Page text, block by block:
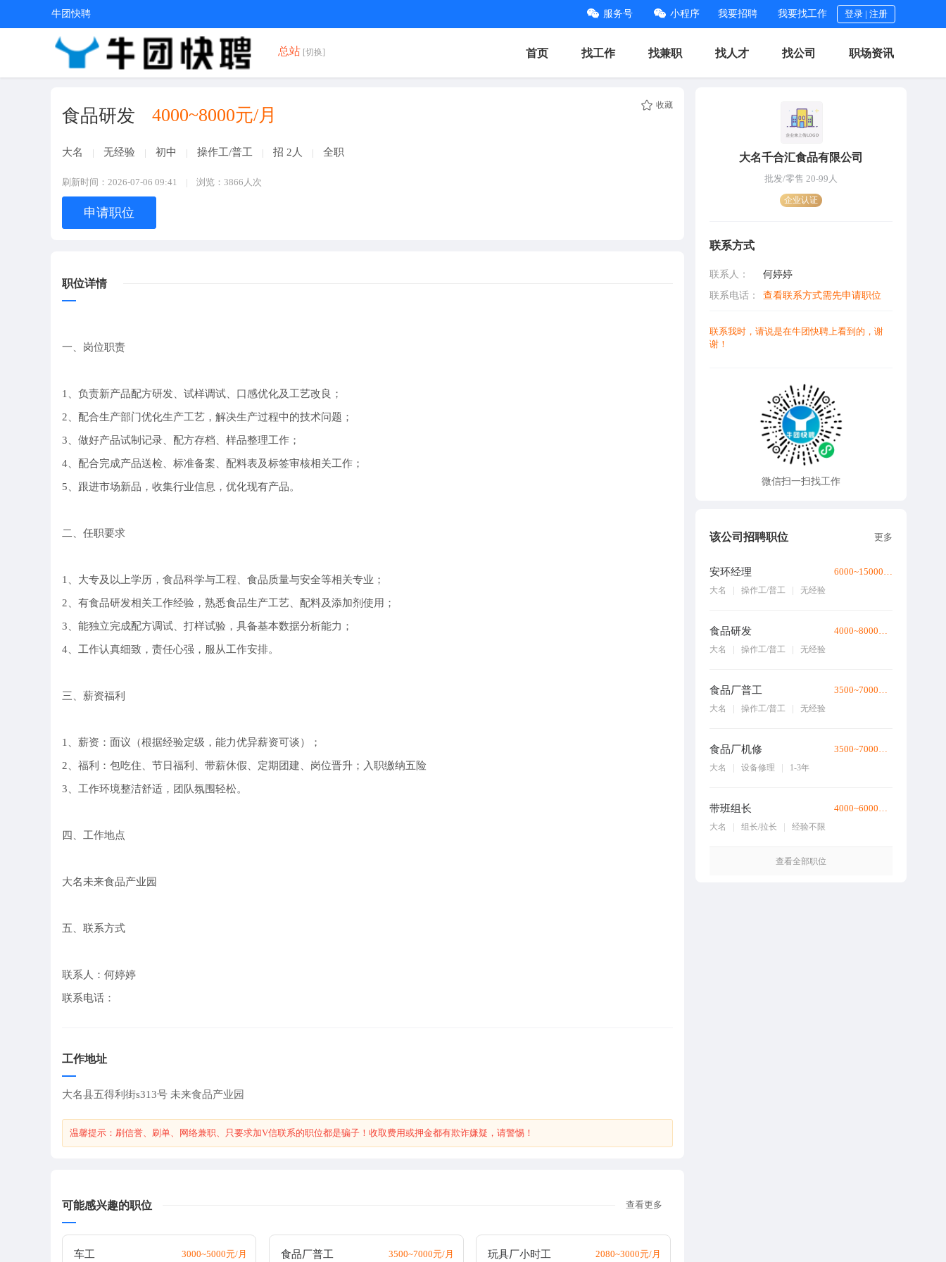
牛团快聘 服务号 小程序 我要招聘 我要找工作 登录 | 注册
总站 [切换] 首页 找工作 找兼职 找人才 找公司 职场资讯
食品研发 4000~8000元/月
大名 无经验 初中 操作工/普工 招 2人 全职
刷新时间：2026-07-06 09:41 浏览：3866人次
申请职位
收藏
职位详情
一、岗位职责
1、负责新产品配方研发、试样调试、口感优化及工艺改良；
2、配合生产部门优化生产工艺，解决生产过程中的技术问题；
3、做好产品试制记录、配方存档、样品整理工作；
4、配合完成产品送检、标准备案、配料表及标签审核相关工作；
5、跟进市场新品，收集行业信息，优化现有产品。
二、任职要求
1、大专及以上学历，食品科学与工程、食品质量与安全等相关专业；
2、有食品研发相关工作经验，熟悉食品生产工艺、配料及添加剂使用；
3、能独立完成配方调试、打样试验，具备基本数据分析能力；
4、工作认真细致，责任心强，服从工作安排。
三、薪资福利
1、薪资：面议（根据经验定级，能力优异薪资可谈）；
2、福利：包吃住、节日福利、带薪休假、定期团建、岗位晋升；入职缴纳五险
3、工作环境整洁舒适，团队氛围轻松。
四、工作地点
大名未来食品产业园
五、联系方式
联系人：何婷婷
联系电话：
工作地址
大名县五得利街s313号 未来食品产业园
温馨提示：刷信誉、刷单、网络兼职、只要求加V信联系的职位都是骗子！收取费用或押金都有欺诈嫌疑，请警惕！
可能感兴趣的职位 查看更多
车工 3000~5000元/月 食品厂普工 3500~7000元/月 玩具厂小时工 2080~3000元/月
大名千合汇食品有限公司
批发/零售 20-99人
企业认证
联系方式
联系人：
何婷婷
联系电话：
查看联系方式需先申请职位
联系我时，请说是在牛团快聘上看到的，谢
谢！
微信扫一扫找工作
该公司招聘职位 更多
安环经理 6000~15000元/月
大名 操作工/普工 无经验
食品研发 4000~8000元/月
大名 操作工/普工 无经验
食品厂普工 3500~7000元/月
大名 操作工/普工 无经验
食品厂机修 3500~7000元/月
大名 设备修理 1-3年
带班组长 4000~6000元/月
大名 组长/拉长 经验不限
查看全部职位